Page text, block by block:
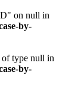
on null in
by-
of type null in
by-